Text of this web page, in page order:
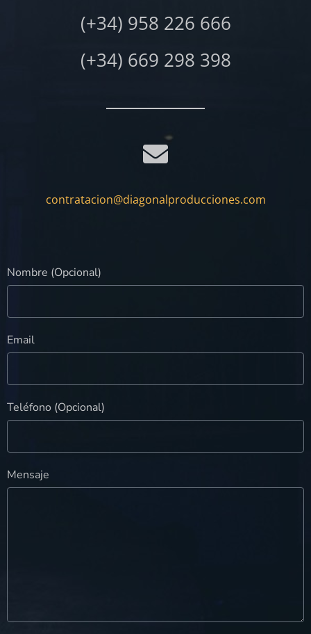
(+34) 958 226 666
(+34) 669 298 398
contratacion@diagonalproducciones.com
Nombre (Opcional)
Email
Teléfono (Opcional)
Mensaje